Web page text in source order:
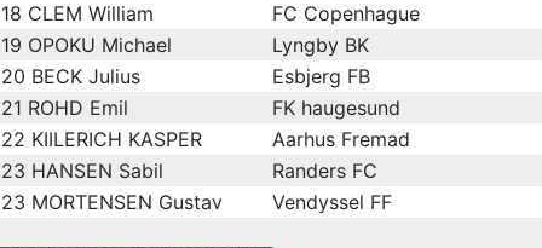
18 CLEM William
FC Copenhague
19 OPOKU Michael
Lyngby BK
20 BECK Julius
Esbjerg FB
21 ROHD Emil
FK haugesund
22 KIILERICH KASPER
Aarhus Fremad
23 HANSEN Sabil
Randers FC
23 MORTENSEN Gustav Vendyssel FF